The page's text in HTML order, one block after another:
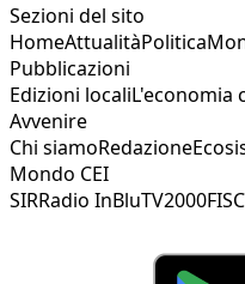
Sezioni del sito
HomeAttualitàPolitica
Pubblicazioni
Edizioni localiL'economia
Avvenire
Chi siamoRedazione
Mondo CEI
SIRRadio InBluTV2000FISC